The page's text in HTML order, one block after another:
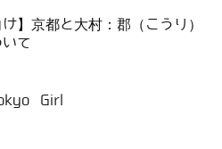
け】京都と大村：郡（こうり）
て
Girl